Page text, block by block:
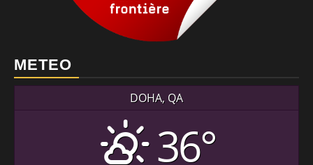
METEO
DOHA, QA
36°